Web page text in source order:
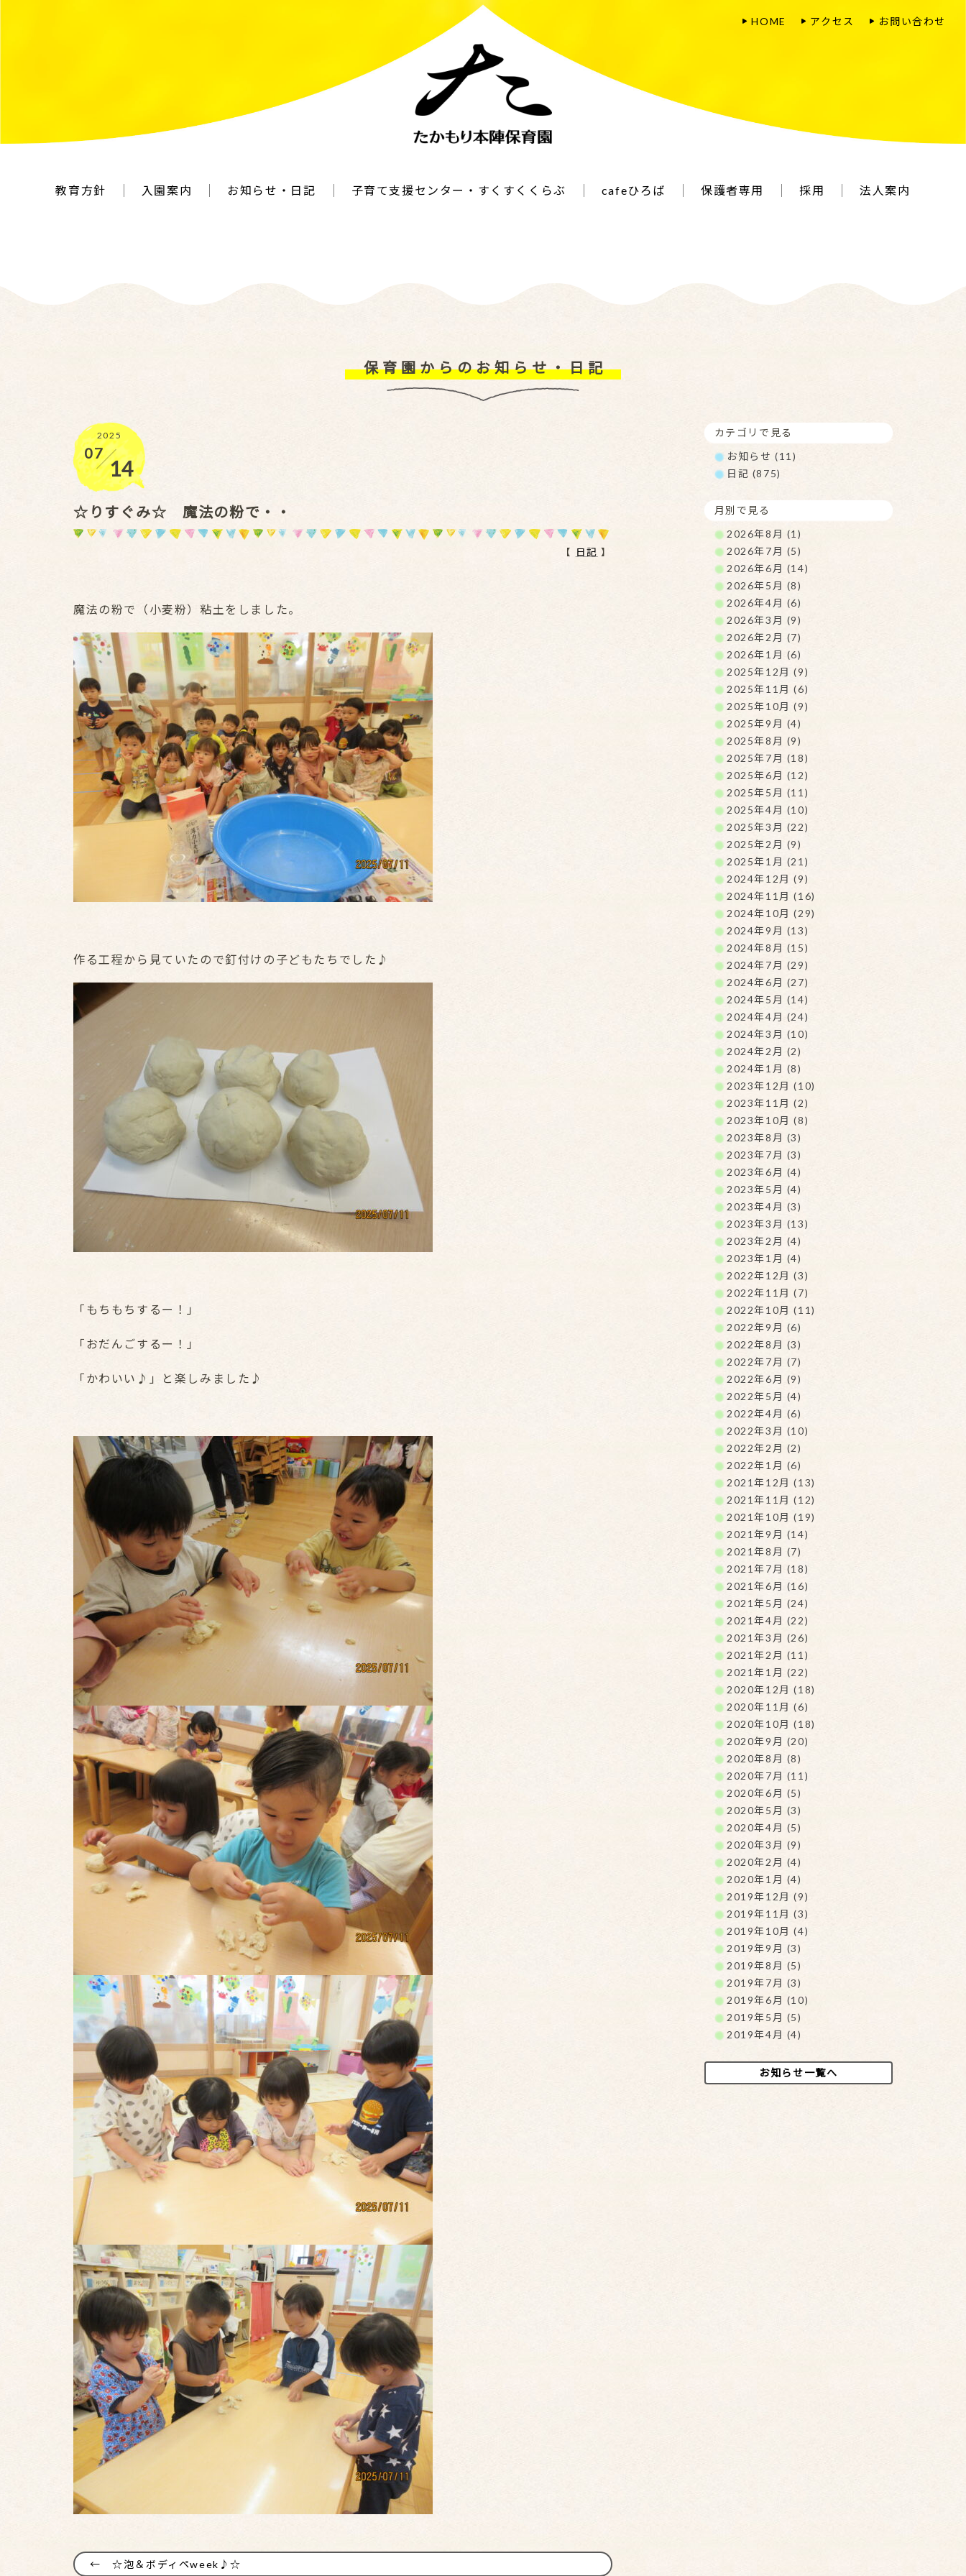
HOME アクセス お問い合わせ
教育方針 入園案内 お知らせ・日記 子育て支援センター・すくすくくらぶ cafeひろば 保護者専用 採用 法人案内
保育園からのお知らせ・日記
2025
07／14
☆りすぐみ☆ 魔法の粉で・・
【 日記 】
魔法の粉で（小麦粉）粘土をしました。
作る工程から見ていたので釘付けの子どもたちでした♪
「もちもちするー！」
「おだんごするー！」
「かわいい♪」と楽しみました♪
☆泡＆ボディペweek♪☆
カテゴリで見る
お知らせ (11)
日記 (875)
月別で見る
2026年8月 (1)
2026年7月 (5)
2026年6月 (14)
2026年5月 (8)
2026年4月 (6)
2026年3月 (9)
2026年2月 (7)
2026年1月 (6)
2025年12月 (9)
2025年11月 (6)
2025年10月 (9)
2025年9月 (4)
2025年8月 (9)
2025年7月 (18)
2025年6月 (12)
2025年5月 (11)
2025年4月 (10)
2025年3月 (22)
2025年2月 (9)
2025年1月 (21)
2024年12月 (9)
2024年11月 (16)
2024年10月 (29)
2024年9月 (13)
2024年8月 (15)
2024年7月 (29)
2024年6月 (27)
2024年5月 (14)
2024年4月 (24)
2024年3月 (10)
2024年2月 (2)
2024年1月 (8)
2023年12月 (10)
2023年11月 (2)
2023年10月 (8)
2023年8月 (3)
2023年7月 (3)
2023年6月 (4)
2023年5月 (4)
2023年4月 (3)
2023年3月 (13)
2023年2月 (4)
2023年1月 (4)
2022年12月 (3)
2022年11月 (7)
2022年10月 (11)
2022年9月 (6)
2022年8月 (3)
2022年7月 (7)
2022年6月 (9)
2022年5月 (4)
2022年4月 (6)
2022年3月 (10)
2022年2月 (2)
2022年1月 (6)
2021年12月 (13)
2021年11月 (12)
2021年10月 (19)
2021年9月 (14)
2021年8月 (7)
2021年7月 (18)
2021年6月 (16)
2021年5月 (24)
2021年4月 (22)
2021年3月 (26)
2021年2月 (11)
2021年1月 (22)
2020年12月 (18)
2020年11月 (6)
2020年10月 (18)
2020年9月 (20)
2020年8月 (8)
2020年7月 (11)
2020年6月 (5)
2020年5月 (3)
2020年4月 (5)
2020年3月 (9)
2020年2月 (4)
2020年1月 (4)
2019年12月 (9)
2019年11月 (3)
2019年10月 (4)
2019年9月 (3)
2019年8月 (5)
2019年7月 (3)
2019年6月 (10)
2019年5月 (5)
2019年4月 (4)
お知らせ一覧へ